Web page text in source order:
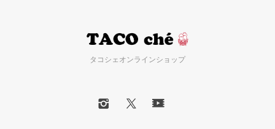
タコシェオンラインショップ